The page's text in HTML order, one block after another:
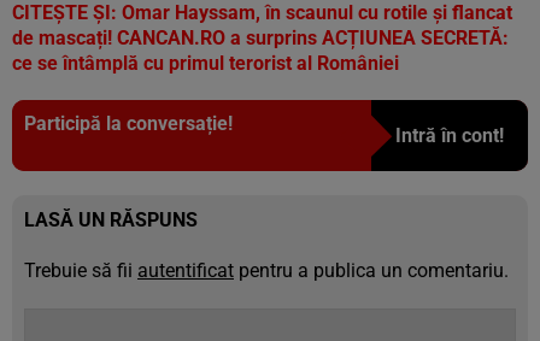
CITEȘTE ȘI: Omar Hayssam, în scaunul cu rotile și flancat
de mascați! CANCAN.RO a surprins ACȚIUNEA SECRETĂ:
ce se întâmplă cu primul terorist al României
Participă la conversație!
Intră în cont!
LASĂ UN RĂSPUNS
Trebuie să fii autentificat pentru a publica un comentariu.